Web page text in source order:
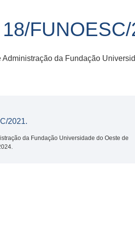
da Fundação
2021.
da Fundação Universidade do Oeste de